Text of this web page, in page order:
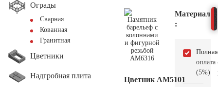
Ограды
Сварная
Кованная
Гранитная
Цветники
Надгробная плита Цветник АМ5101
Материал
:
Полная
оплата
(5%)